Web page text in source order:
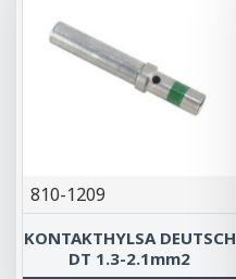
810-1209
KONTAKTHYLSA DEUTSCH
DT 1.3-2.1mm2